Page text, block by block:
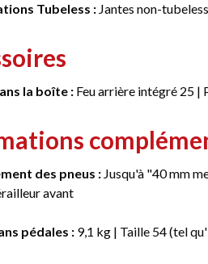
Tubeless : Jantes non-
la boîte : Feu arrière intégré 25 |
des pneus : Jusqu'à "40 mm
avant
pédales : 9,1 kg | Taille 54 (tel